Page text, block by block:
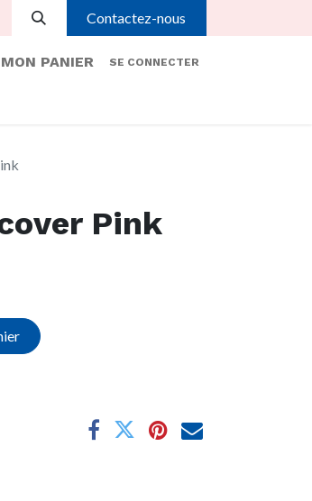
Contactez-nous
MON PANIER SE CONNECTER
Pink